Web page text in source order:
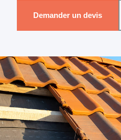
Demander un devis